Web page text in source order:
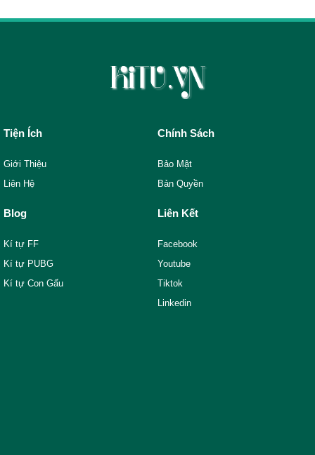
Tiện Ích
Giới Thiệu
Liên Hệ
Chính Sách
Bảo Mật
Bản Quyền
Blog
Kí tự FF
Kí tự PUBG
Kí tự Con Gấu
Liên Kết
Facebook
Youtube
Tiktok
Linkedin